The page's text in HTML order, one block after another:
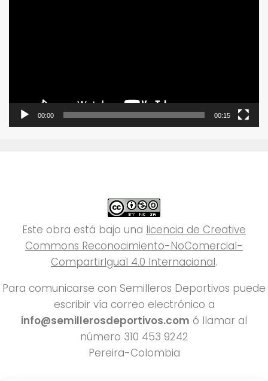
00:00 00:15
Este obra está bajo una licencia de Creative
Commons Reconocimiento-NoComercial-
CompartirIgual 4.0 Internacional.
Para comunicarse con Semilleros Deportivos puede
escribir vía correo electrónico a
info@semillerosdeportivos.com ó llamar al
número 310 453 9242
Pereira-Colombia